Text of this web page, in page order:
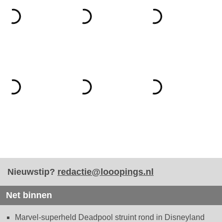
Nieuwstip? redactie@looopings.nl
Net binnen
Marvel-superheld Deadpool struint rond in Disneyland